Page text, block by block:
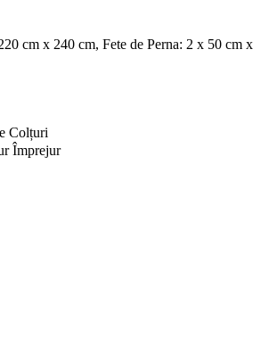
cm x 240 cm, Fete de Perna: 2 x 50 cm x
Colțuri
Împrejur